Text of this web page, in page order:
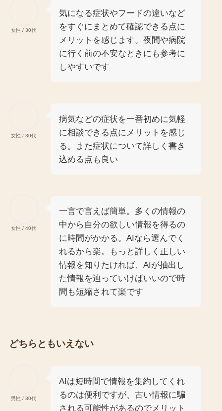
女性 / 30代
気になる症状やフードの違いなど
をすぐにまとめて確認できる点に
メリットを感じます。夜間や病院
に行く前の不安なときにも参考に
しやすいです
女性 / 30代
病気などの症状を一番初めに気軽
に相談できる点にメリットを感じ
る。また症状について詳しく書き
込める点も良い
女性 / 40代
一言で言えば簡単。多くの情報の
中から自分の欲しい情報を得るの
に時間がかかる。AIなら選んでく
れるから楽。もっと詳しく正しい
情報を知りたければ、AIが抽出し
た情報を辿っていけばいいので時
間も短縮されて楽です
どちらともいえない
男性 / 30代
AIは短時間で情報を集約してくれ
るのは便利ですが、古い情報に騙
される可能性があるのでメリット